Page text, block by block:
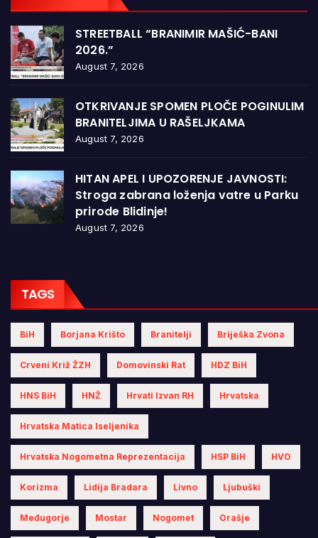
STREETBALL “BRANIMIR MAŠIĆ-BANI
2026.”
August 7, 2026
OTKRIVANJE SPOMEN PLOČE POGINULIM
BRANITELJIMA U RAŠELJKAMA
August 7, 2026
HITAN APEL I UPOZORENJE JAVNOSTI:
Stroga zabrana loženja vatre u Parku
prirode Blidinje!
August 7, 2026
TAGS
BiH Borjana Krišto Branitelji Briješka Zvona
Crveni Križ ŽZH Domovinski Rat HDZ BiH
HNS BiH HNŽ Hrvati Izvan RH Hrvatska
Hrvatska Matica Iseljenika
Hrvatska Nogometna Reprezentacija HSP BiH HVO
Korizma Lidija Bradara Livno Ljubuški
Međugorje Mostar Nogomet Orašje